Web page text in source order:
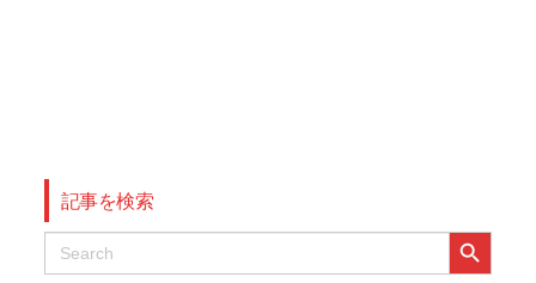
記事を検索
Search
for:
Search Button